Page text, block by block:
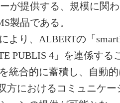
が提供する、規模に関
製品である。
より、ALBERTの「
PUBLIS 4」を連係する
統合的に蓄積し、自動
方におけるコミュニケ